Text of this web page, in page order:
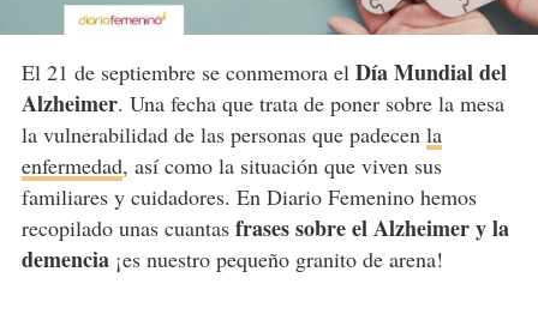
El 21 de septiembre se conmemora elDía Mundial del
Alzheimer. Una fecha que trata de poner sobre la mesa
la vulnerabilidad de las personas que padecen la
enfermedad, así como la situación que viven sus
familiares y cuidadores. En Diario Femenino hemos
recopilado unas cuantas frases sobre el Alzheimery la
demencia¡es nuestro pequeño granito de arena!